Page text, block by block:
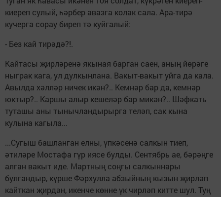
киереп сулый, һәрбер авазга колак сала. Ара-тирә
кучерга сорау биреп тә куйгалый:
- Без кай тирәдә?!.
Кайтасы җирләренә якыная барган саен, аның йөрәге
ныграк кага, ул дулкынлана. Вакыт-вакыт уйга да кала.
Авылда хәлләр ничек икән?.. Кемнәр бар да, кемнәр
юктыр?.. Каршы алыр кешеләр бар микән?.. Шәфкать
туташы аны тынычландырырга теләп, сак кына
кулына кагыла...
...Сугыш башланган елны, үпкәсенә салкын тиеп,
әтиләре Мостафа гүр иясе булды. Сентябрь ае, бәрәңге
алган вакыт иде. Мартның соңгы салкыннары
булгандыр, күрше Фәрхулла абзыйның кызын җирләп
кайткан җирдән, икенче көнне үк чирләп китте шул. Туң